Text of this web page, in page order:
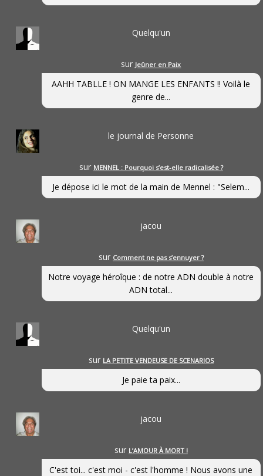
Quelqu'un
sur Jeûner en Paix
AAHH TABLLE ! ON MANGE LES ENFANTS !! Voilà le
genre de...
le journal de Personne
sur MENNEL : Pourquoi s’est-elle radicalisée ?
Je dépose ici le mot de la main de Mennel : "Selem...
jacou
sur Comment ne pas s’ennuyer ?
Notre voyage héroîque : de notre ADN double à notre
ADN total...
Quelqu'un
sur LA PETITE VENDEUSE DE SCENARIOS
Je paie ta paix...
jacou
sur L’AMOUR À MORT !
C'est toi... c'est moi - c'est l'homme ! Nous avons une